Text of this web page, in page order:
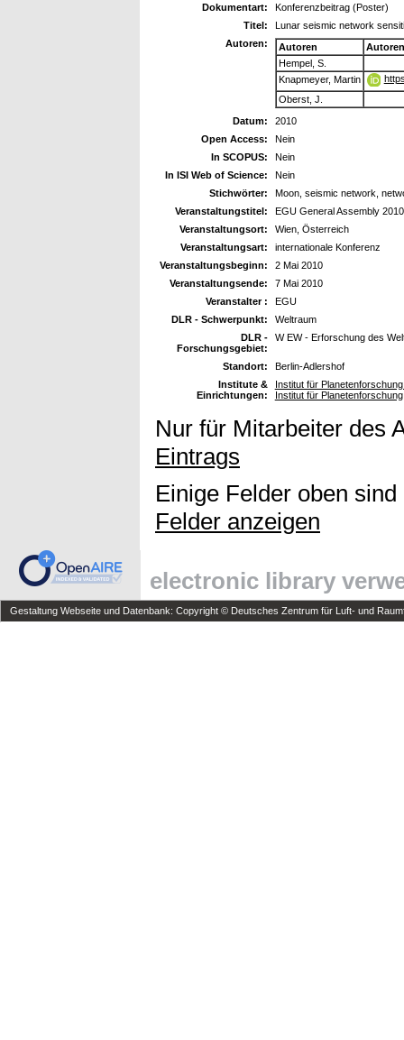
Dokumentart:
Konferenzbeitrag (Poster)
Titel:
Lunar seismic network
Autoren:
Autoren
Hempel, S.
Knapmeyer, Martin
Oberst, J.
Datum:
2010
Open Access:
Nein
In SCOPUS:
Nein
In ISI Web of Science:
Nein
Stichwörter:
Moon, seismic network,
Veranstaltungstitel:
EGU General Assembly 2010
Veranstaltungsort:
Wien, Österreich
Veranstaltungsart:
internationale Konferenz
Veranstaltungsbeginn:
2 Mai 2010
Veranstaltungsende:
7 Mai 2010
Veranstalter :
EGU
DLR - Schwerpunkt:
Weltraum
DLR -
Forschungsgebiet:
W EW - Erforschung des
Standort:
Berlin-Adlershof
Institute &
Einrichtungen:
Institut für
Institut für Planetenforschung
Nur für Mitarbeiter des
Eintrags
Einige Felder oben
Felder anzeigen
electronic library
Gestaltung Webseite und Datenbank: Copyright © Deutsches Zentrum für Luft- und